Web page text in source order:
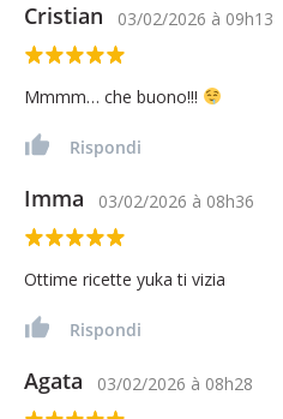
Cristian 03/02/2026 à 09h13
Mmmm… che buono!!!
Rispondi
Imma 03/02/2026 à 08h36
Ottime ricette yuka ti vizia
Rispondi
Agata 03/02/2026 à 08h28